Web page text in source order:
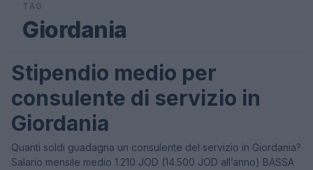
TAG
Giordania
STIPENDI
Stipendio medio per
consulente di servizio in
Giordania
Quanti soldi guadagna un consulente del servizio in Giordania?
Salario mensile medio 1.210 JOD (14.500 JOD all’anno) BASSA